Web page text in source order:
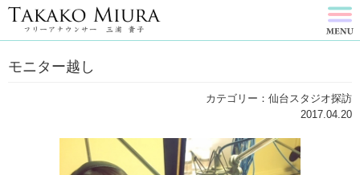
モニター越し
カテゴリー：仙台スタジオ探訪
2017.04.20